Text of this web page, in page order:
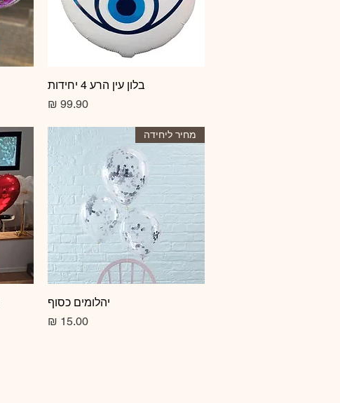
תצוגה מהירה
בלון עין הרע 4 יחידות
מחיר‏99.90 ‏₪
תצוגה מהירה
מחיר ליחידה
יהלומים כסוף
מחיר‏15.00 ‏₪